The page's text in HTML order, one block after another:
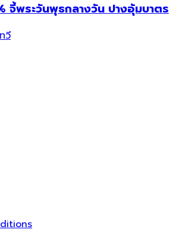
จี้พระวันพุธกลางวัน ปางอุ้มบาตร
วี